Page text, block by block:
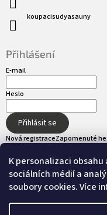
K personalizaci
sociálních médií a
soubory cookies. Více
koupacisudyasauny
Přihlášení
E-mail
Heslo
Přihlásit se
Nová registraceZapomenuté
Přijímáme online